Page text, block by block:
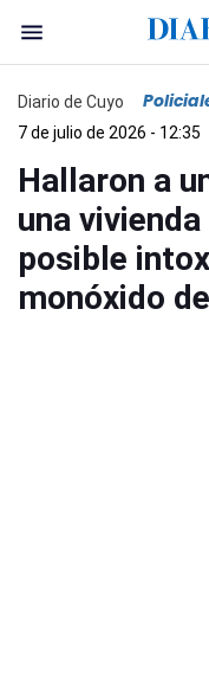
Diario de Cuyo
7 de julio de 2026 - 12:35
Hallaron a
una
posible
monóxido